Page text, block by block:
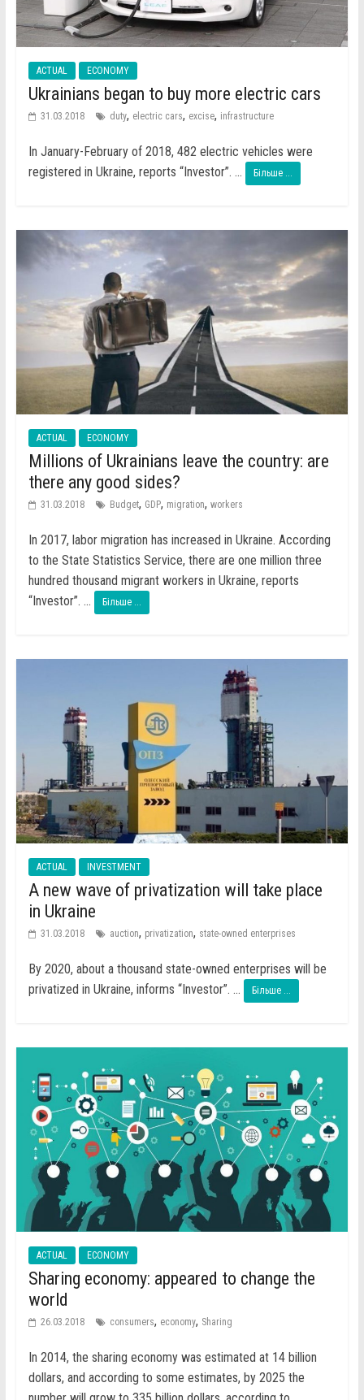
ACTUAL ECONOMY
Ukrainians began to buy more electric cars
31.03.2018 duty, electric cars, excise, infrastructure
In January-February of 2018, 482 electric vehicles were
registered in Ukraine, reports “Investor”. ...
Більше ...
ACTUAL ECONOMY
Millions of Ukrainians leave the country: are
there any good sides?
31.03.2018 Budget, GDP, migration, workers
In 2017, labor migration has increased in Ukraine. According
to the State Statistics Service, there are one million three
hundred thousand migrant workers in Ukraine, reports
“Investor”. ...
Більше ...
ACTUAL INVESTMENT
A new wave of privatization will take place
in Ukraine
31.03.2018 auction, privatization, state-owned enterprises
By 2020, about a thousand state-owned enterprises will be
privatized in Ukraine, informs “Investor”. ...
Більше ...
ACTUAL ECONOMY
Sharing economy: appeared to change the
world
26.03.2018 consumers, economy, Sharing
In 2014, the sharing economy was estimated at 14 billion
dollars, and according to some estimates, by 2025 the